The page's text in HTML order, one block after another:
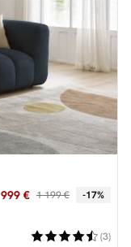
999 € 1 199 € -17%
(3)